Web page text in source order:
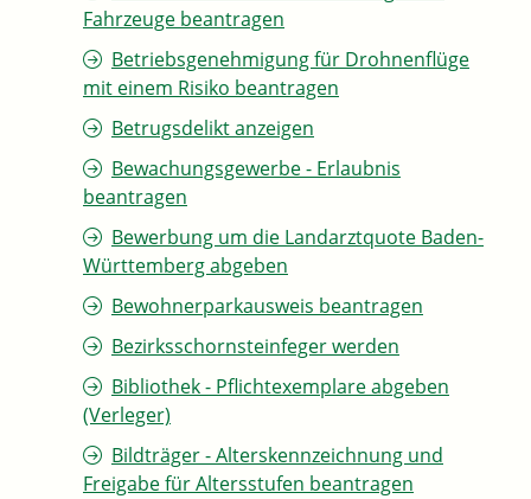
Fahrzeuge beantragen
Betriebsgenehmigung für Drohnenflüge
mit einem Risiko beantragen
Betrugsdelikt anzeigen
Bewachungsgewerbe - Erlaubnis
beantragen
Bewerbung um die Landarztquote Baden-
Württemberg abgeben
Bewohnerparkausweis beantragen
Bezirksschornsteinfeger werden
Bibliothek - Pflichtexemplare abgeben
(Verleger)
Bildträger - Alterskennzeichnung und
Freigabe für Altersstufen beantragen